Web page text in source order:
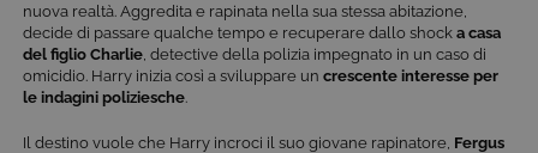
nuova realtà. Aggredita e rapinata nella sua stessa abitazione,
decide di passare qualche tempo e recuperare dallo shock a casa
del figlio Charlie , detective della polizia impegnato in un caso di
omicidio. Harry inizia così a sviluppare un crescente interesse per
le indagini poliziesche
Il destino vuole che Harry incroci il suo giovane rapinatore, Fergus